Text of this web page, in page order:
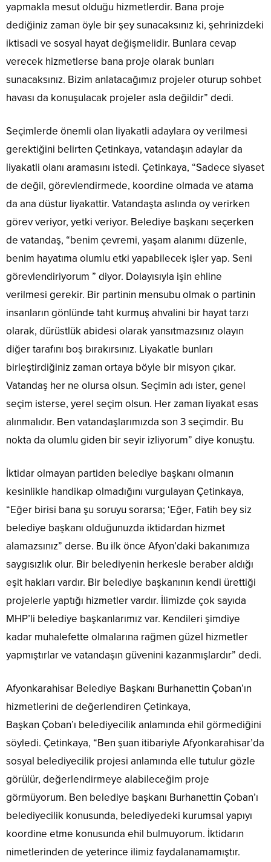
yapmakla mesut olduğu hizmetlerdir. Bana proje
dediğiniz zaman öyle bir şey sunacaksınız ki, şehrinizdeki
iktisadi ve sosyal hayat değişmelidir. Bunlara cevap
verecek hizmetlerse bana proje olarak bunları
sunacaksınız. Bizim anlatacağımız projeler oturup sohbet
havası da konuşulacak projeler asla değildir” dedi.
Seçimlerde önemli olan liyakatli adaylara oy verilmesi
gerektiğini belirten Çetinkaya, vatandaşın adaylar da
liyakatli olanı aramasını istedi. Çetinkaya, “Sadece siyaset
de değil, görevlendirmede, koordine olmada ve atama
da ana düstur liyakattir. Vatandaşta aslında oy verirken
görev veriyor, yetki veriyor. Belediye başkanı seçerken
de vatandaş, “benim çevremi, yaşam alanımı düzenle,
benim hayatıma olumlu etki yapabilecek işler yap. Seni
görevlendiriyorum ” diyor. Dolayısıyla işin ehline
verilmesi gerekir. Bir partinin mensubu olmak o partinin
insanların gönlünde taht kurmuş ahvalini bir hayat tarzı
olarak, dürüstlük abidesi olarak yansıtmazsınız olayın
diğer tarafını boş bırakırsınız. Liyakatle bunları
birleştirdiğiniz zaman ortaya böyle bir misyon çıkar.
Vatandaş her ne olursa olsun. Seçimin adı ister, genel
seçim isterse, yerel seçim olsun. Her zaman liyakat esas
alınmalıdır. Ben vatandaşlarımızda son 3 seçimdir. Bu
nokta da olumlu giden bir seyir izliyorum” diye konuştu.
İktidar olmayan partiden belediye başkanı olmanın
kesinlikle handikap olmadığını vurgulayan Çetinkaya,
“Eğer birisi bana şu soruyu sorarsa; ‘Eğer, Fatih bey siz
belediye başkanı olduğunuzda iktidardan hizmet
alamazsınız” derse. Bu ilk önce Afyon’daki bakanımıza
saygısızlık olur. Bir belediyenin herkesle beraber aldığı
eşit hakları vardır. Bir belediye başkanının kendi ürettiği
projelerle yaptığı hizmetler vardır. İlimizde çok sayıda
MHP’li belediye başkanlarımız var. Kendileri şimdiye
kadar muhalefette olmalarına rağmen güzel hizmetler
yapmıştırlar ve vatandaşın güvenini kazanmışlardır” dedi.
Afyonkarahisar Belediye Başkanı Burhanettin Çoban’ın
hizmetlerini de değerlendiren Çetinkaya,
Başkan Çoban’ı belediyecilik anlamında ehil görmediğini
söyledi. Çetinkaya, “Ben şuan itibariyle Afyonkarahisar’da
sosyal belediyecilik projesi anlamında elle tutulur gözle
görülür, değerlendirmeye alabileceğim proje
görmüyorum. Ben belediye başkanı Burhanettin Çoban’ı
belediyecilik konusunda, belediyedeki kurumsal yapıyı
koordine etme konusunda ehil bulmuyorum. İktidarın
nimetlerinden de yeterince ilimiz faydalanamamıştır.